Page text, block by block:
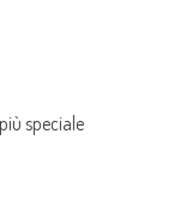
speciale